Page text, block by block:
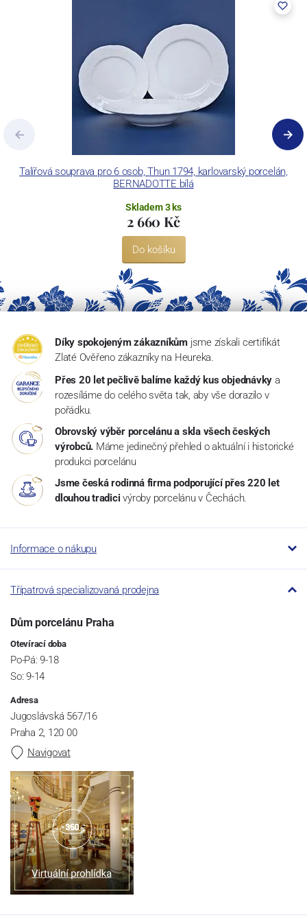
Concordia Lesov používá ochrannou známku LC a Thun Hotel &
Talířová souprava pro 6 osob, Thun 1794, karlovarský porcelán,
BERNADOTTE bílá
Skladem 3 ks
2 660 Kč
Do košíku
Díky spokojeným zákazníkům jsme získali certifikát
Zlaté Ověřeno zákazníky na Heureka.
Přes 20 let pečlivě balíme každý kus objednávky a
rozesíláme do celého světa tak, aby vše dorazilo v
pořádku.
Obrovský výběr porcelánu a skla všech českých
výrobců. Máme jedinečný přehled o aktuální i historické
produkci porcelánu
Jsme česká rodinná firma podporující přes 220 let
dlouhou tradici výroby porcelánu v Čechách.
Informace o nákupu
Třípatrová specializovaná prodejna
Dům porcelánu Praha
Otevírací doba
Po-Pá: 9-18
So: 9-14
Adresa
Jugoslávská 567/16
Praha 2, 120 00
Navigovat